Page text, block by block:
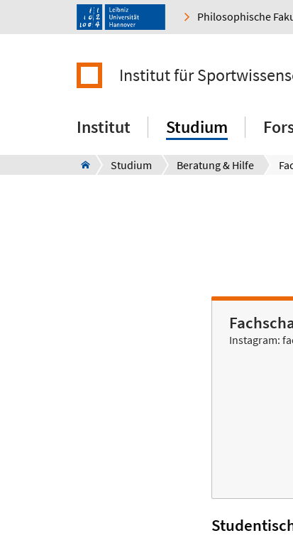
Philosophische
Institut für
Institut Studium
Studium Beratung & Hilfe
Instagram: